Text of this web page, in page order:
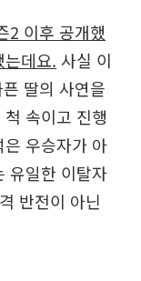
2 이후 공개했
데요. 사실 이
딸의 사연을
속이고 진행
우승자가 아
유일한 이탈자
반전이 아닌